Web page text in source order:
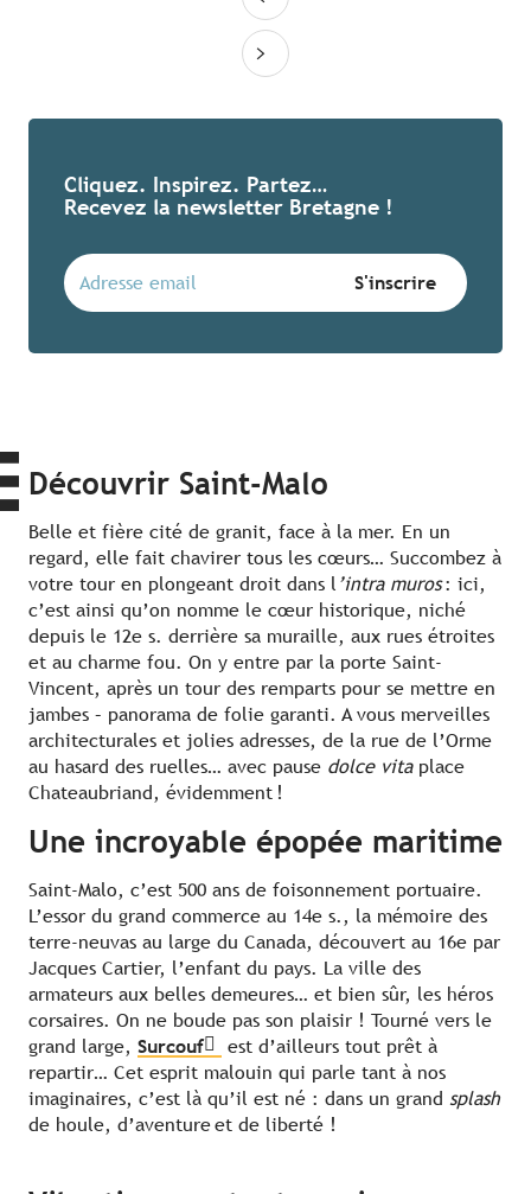
Cliquez. Inspirez. Partez…
Recevez la newsletter Bretagne !
Découvrir Saint-Malo
Belle et fière cité de granit, face à la mer. En un
regard, elle fait chavirer tous les cœurs… Succombez à
votre tour en plongeant droit dans l ’intra muros: ici,
c’est ainsi qu’on nomme le cœur historique, niché
depuis le 12e s. derrière sa muraille, aux rues étroites
et au charme fou. On y entre par la porte Saint-
Vincent, après un tour des remparts pour se mettre en
jambes – panorama de folie garanti. A vous merveilles
architecturales et jolies adresses, de la rue de l’Orme
au hasard des ruelles… avec pause dolce vitaplace
Chateaubriand, évidemment !
Une incroyable épopée maritime
Saint-Malo, c’est 500 ans de foisonnement portuaire.
L’essor du grand commerce au 14e s., la mémoire des
terre-neuvas au large du Canada, découvert au 16e par
Jacques Cartier, l’enfant du pays. La ville des
armateurs aux belles demeures… et bien sûr, les héros
corsaires. On ne boude pas son plaisir ! Tourné vers le
grand large, Surcouf
est d’ailleurs tout prêt à
repartir… Cet esprit malouin qui parle tant à nos
imaginaires, c’est là qu’il est né : dans un grand splash
de houle, d’aventure et de liberté !